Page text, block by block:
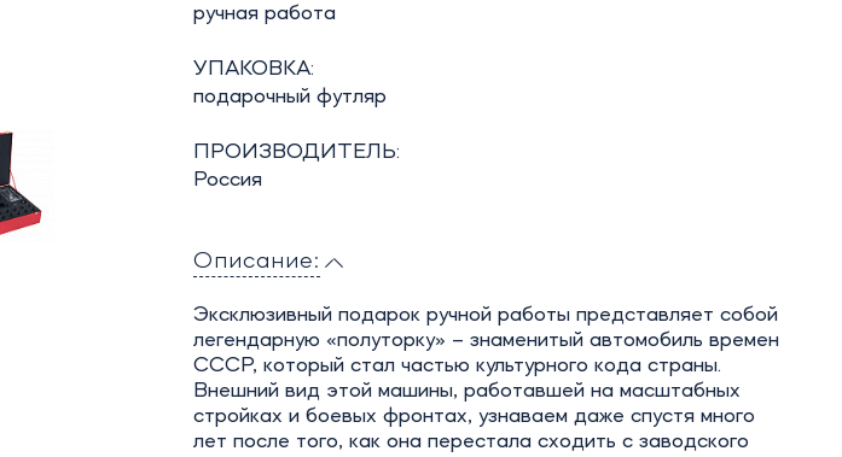
ручная работа
УПАКОВКА:
подарочный футляр
ПРОИЗВОДИТЕЛЬ:
Россия
Описание:
Эксклюзивный подарок ручной работы представляет собой
легендарную «полуторку» – знаменитый автомобиль времен
СССР, который стал частью культурного кода страны.
Внешний вид этой машины, работавшей на масштабных
стройках и боевых фронтах, узнаваем даже спустя много
лет после того, как она перестала сходить с заводского